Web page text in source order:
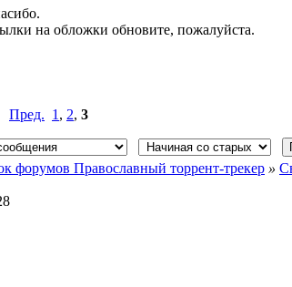
на обложки обновите, пожалуйста.
Пред. 1 , 2, 3
форумов Православный торрент-трекер »